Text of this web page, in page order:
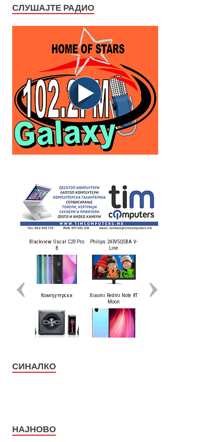
СЛУШАЈТЕ РАДИО
СИНАЛКО
НАЈНОВО